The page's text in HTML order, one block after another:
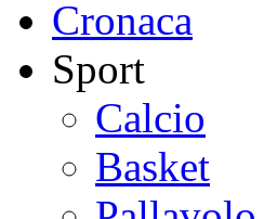
Cronaca
Sport
Calcio
Basket